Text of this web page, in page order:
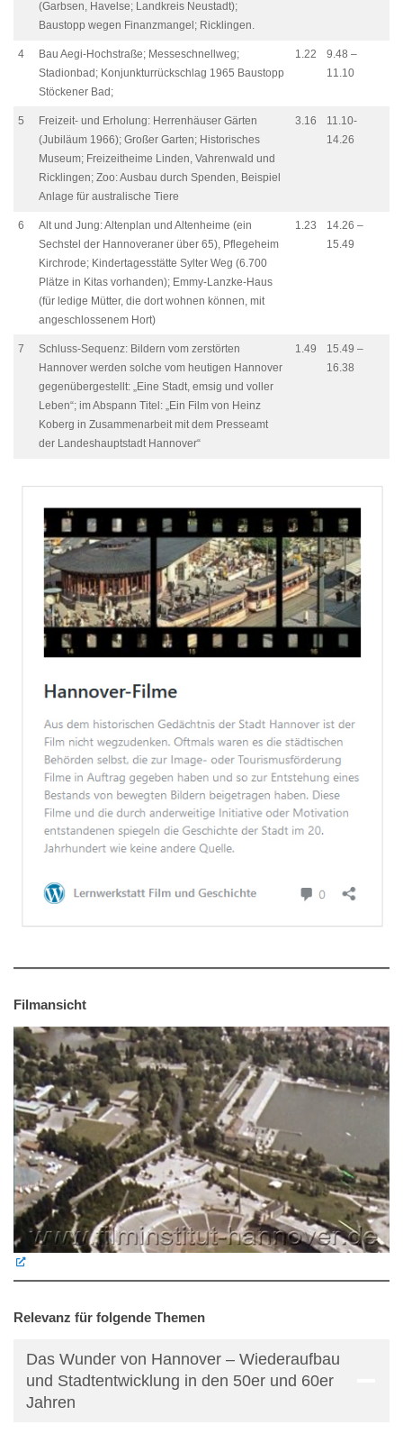
(Garbsen, Havelse; Landkreis Neustadt);
Baustopp wegen Finanzmangel; Ricklingen.
4
Bau Aegi-Hochstraße; Messeschnellweg;
Stadionbad; Konjunkturrückschlag 1965 Baustopp
Stöckener Bad;
1.22
9.48 –
11.10
5
Freizeit- und Erholung: Herrenhäuser Gärten
(Jubiläum 1966); Großer Garten; Historisches
Museum; Freizeitheime Linden, Vahrenwald und
Ricklingen; Zoo: Ausbau durch Spenden, Beispiel
Anlage für australische Tiere
3.16
11.10-
14.26
6
Alt und Jung: Altenplan und Altenheime (ein
Sechstel der Hannoveraner über 65), Pflegeheim
Kirchrode; Kindertagesstätte Sylter Weg (6.700
Plätze in Kitas vorhanden); Emmy-Lanzke-Haus
(für ledige Mütter, die dort wohnen können, mit
angeschlossenem Hort)
1.23
14.26 –
15.49
7
Schluss-Sequenz: Bildern vom zerstörten
Hannover werden solche vom heutigen Hannover
gegenübergestellt: „Eine Stadt, emsig und voller
Leben“; im Abspann Titel: „Ein Film von Heinz
Koberg in Zusammenarbeit mit dem Presseamt
der Landeshauptstadt Hannover“
1.49
15.49 –
16.38
Filmansicht
Relevanz für folgende Themen
Das Wunder von Hannover – Wiederaufbau
und Stadtentwicklung in den 50er und 60er
Jahren